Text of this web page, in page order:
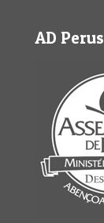
AD Perus